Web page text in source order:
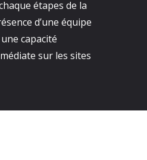
étapes de la
d’une équipe
capacité
sur les sites